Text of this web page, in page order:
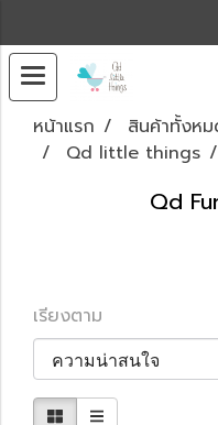
หน้าแรก สินค้าทั้งห
Qd little things
Qd
เรียงตาม